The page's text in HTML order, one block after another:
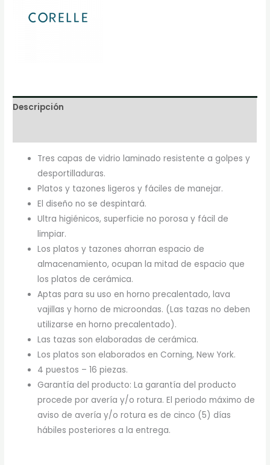
Descripción
Tres capas de vidrio laminado resistente a golpes y
desportilladuras.
Platos y tazones ligeros y fáciles de manejar.
El diseño no se despintará.
Ultra higiénicos, superficie no porosa y fácil de
limpiar.
Los platos y tazones ahorran espacio de
almacenamiento, ocupan la mitad de espacio que
los platos de cerámica.
Aptas para su uso en horno precalentado, lava
vajillas y horno de microondas. (Las tazas no deben
utilizarse en horno precalentado).
Las tazas son elaboradas de cerámica.
Los platos son elaborados en Corning, New York.
4 puestos – 16 piezas.
Garantía del producto: La garantía del producto
procede por avería y/o rotura. El periodo máximo de
aviso de avería y/o rotura es de cinco (5) días
hábiles posteriores a la entrega.